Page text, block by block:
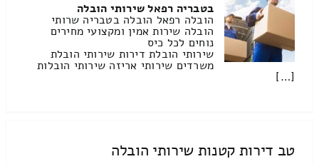
בטבריה רפאל שירותי הובלה
הובלה רפאל הובלה בטבריה שרותי
הובלה שירות אמין ומקצועי מחירים
נוחים לכל כיס
שירותי הובלת דירות שירותי הובלת
משרדים שירותי אריזה שירותי הובלות
[…]
טב דירות קטנות שירותי הובלה